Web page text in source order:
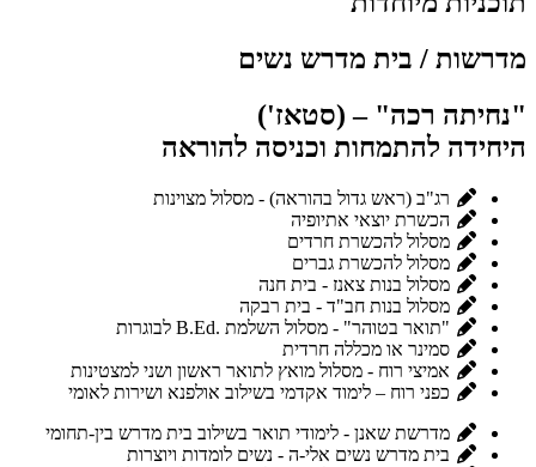
מדרשות / בית מדרש נשים
"נחיתה רכה" – (סטאז')
היחידה להתמחות וכניסה להוראה
רג"ב (ראש גדול בהוראה) - מסלול מצוינות
הכשרת יוצאי אתיופיה
מסלול להכשרת חרדים
מסלול להכשרת גברים
מסלול בנות צאנז - בית חנה
מסלול בנות חב"ד - בית רבקה
"תואר בטוהר" - מסלול השלמת .B.Ed לבוגרות
סמינר או מכללה חרדית
אמיצי רוח - מסלול מואץ לתואר ראשון ושני למצטינות
כפני רוח – לימוד אקדמי בשילוב אולפנא ושירות לאומי
מדרשת שאנן - לימודי תואר בשילוב בית מדרש בין-תחומי
בית מדרש נשים אלי-ה - נשים לומדות ויוצרות